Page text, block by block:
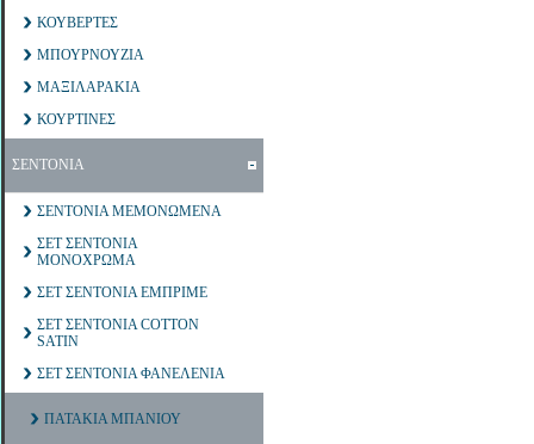
ΚΟΥΒΕΡΤΕΣ
ΜΠΟΥΡΝΟΥΖΙΑ
ΜΑΞΙΛΑΡΑΚΙΑ
ΚΟΥΡΤΙΝΕΣ
ΣΕΝΤΟΝΙΑ
ΣΕΝΤΟΝΙΑ ΜΕΜΟΝΩΜΕΝΑ
ΣΕΤ ΣΕΝΤΟΝΙΑ
ΜΟΝΟΧΡΩΜΑ
ΣΕΤ ΣΕΝΤΟΝΙΑ ΕΜΠΡΙΜΕ
ΣΕΤ ΣΕΝΤΟΝΙΑ COTTON
SATIN
ΣΕΤ ΣΕΝΤΟΝΙΑ ΦΑΝΕΛΕΝΙΑ
ΠΑΤΑΚΙΑ ΜΠΑΝΙΟΥ